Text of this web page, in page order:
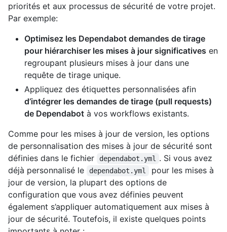
priorités et aux processus de sécurité de votre projet.
Par exemple:
Optimisez les Dependabot demandes de tirage
pour hiérarchiser les mises à jour significatives en
regroupant plusieurs mises à jour dans une
requête de tirage unique.
Appliquez des étiquettes personnalisées afin
d’intégrer les demandes de tirage (pull requests)
de Dependabot à vos workflows existants.
Comme pour les mises à jour de version, les options
de personnalisation des mises à jour de sécurité sont
définies dans le fichier
dependabot.yml
. Si vous avez
déjà personnalisé le
dependabot.yml
pour les mises à
jour de version, la plupart des options de
configuration que vous avez définies peuvent
également s’appliquer automatiquement aux mises à
jour de sécurité. Toutefois, il existe quelques points